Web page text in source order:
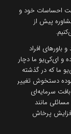
احساسات خود و
پیش از
باورهای افراد
و ای‌کی‌یو ما دچار
ما که در گذشته
دستخوش تغییر
سرمایه‌ای
مانند
پرخاش